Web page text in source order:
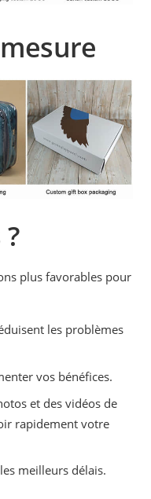
plus favorables pour
les problèmes
vos bénéfices.
et des vidéos de
rapidement votre
meilleurs délais.